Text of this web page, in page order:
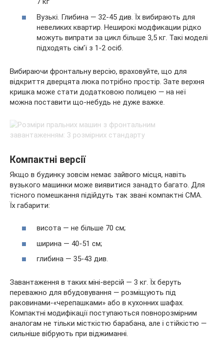
Вузькі. Глибина — 32-45 див. Їх вибирають для
невеликих квартир. Неширокі модфикации рідко
можуть випрати за цикл більше 3,5 кг. Такі моделі
підходять сім’ї з 1-2 осіб.
Вибираючи фронтальну версію, враховуйте, що для
відкриття дверцята люка потрібно простір. Зате верхня
кришка може стати додатковою полицею — на неї
можна поставити що-небудь не дуже важке.
Компактні версії
Якщо в будинку зовсім немає зайвого місця, навіть
вузького машинки може виявитися занадто багато. Для
тісного помешкання підійдуть так звані компактні СМА.
Їх габарити:
висота — не більше 70 см;
ширина — 40-51 см;
глибина — 35-43 див.
Завантаження в таких міні-версій — 3 кг. Їх беруть
переважно для вбудовування — розміщують під
раковинами-«черепашками» або в кухонних шафах.
Компактні модифікації поступаються повнорозмірним
аналогам не тільки місткістю барабана, але і стійкістю —
сильніше вібрують при віджиманні.